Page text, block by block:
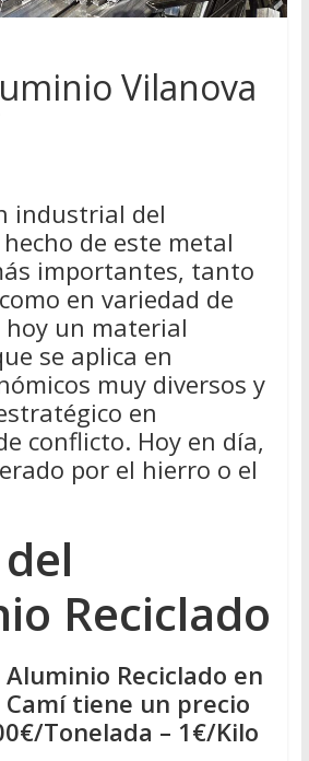
Vilanova
industrial del
de este metal
importantes, tanto
en variedad de
hoy un material
se aplica en
muy diversos y
en
conflicto. Hoy en día,
por el hierro o el
Reciclado
Reciclado en
tiene un precio
Tonelada – 1€/Kilo